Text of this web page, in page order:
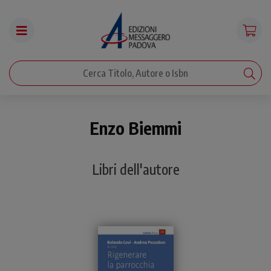
Enzo Biemmi
Libri dell'autore